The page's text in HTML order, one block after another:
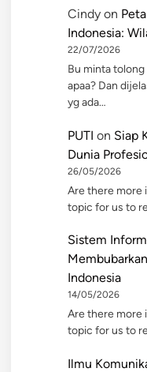
Cindy on
Indonesia:
22/07/2026
Bu minta
apaa? Dan
yg ada…
PUTI on Siap
Dunia
26/05/2026
Are there more
topic for us to
Sistem
Indonesia
14/05/2026
Are there more
topic for us to
Ilmu